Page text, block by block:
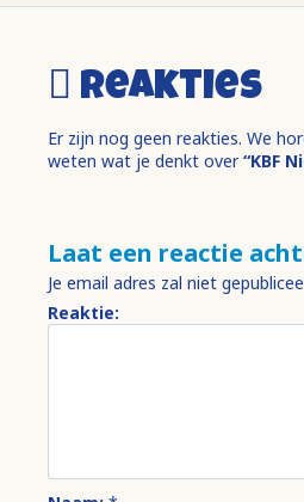
Reakties
Er zijn nog geen reakties. We
weten wat je denkt over“KBF
Laat een reactie
Je email adres zal niet
Reaktie: